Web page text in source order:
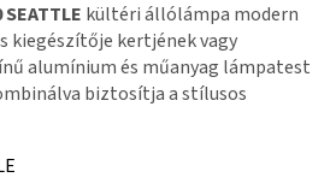
kültéri állólámpa modern
kiegészítője kertjének vagy
alumínium és műanyag lámpatest
biztosítja a stílusos